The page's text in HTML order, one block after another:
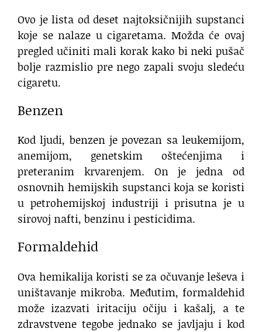
Ovo je lista od deset najtoksičnijih supstanci
koje se nalaze u cigaretama. Možda će ovaj
pregled učiniti mali korak kako bi neki pušač
bolje razmislio pre nego zapali svoju sledeću
cigaretu.
Benzen
Kod ljudi, benzen je povezan sa leukemijom,
anemijom, genetskim oštećenjima i
preteranim krvarenjem. On je jedna od
osnovnih hemijskih supstanci koja se koristi
u petrohemijskoj industriji i prisutna je u
sirovoj nafti, benzinu i pesticidima.
Formaldehid
Ova hemikalija koristi se za očuvanje leševa i
uništavanje mikroba. Međutim, formaldehid
može izazvati iritaciju očiju i kašalj, a te
zdravstvene tegobe jednako se javljaju i kod